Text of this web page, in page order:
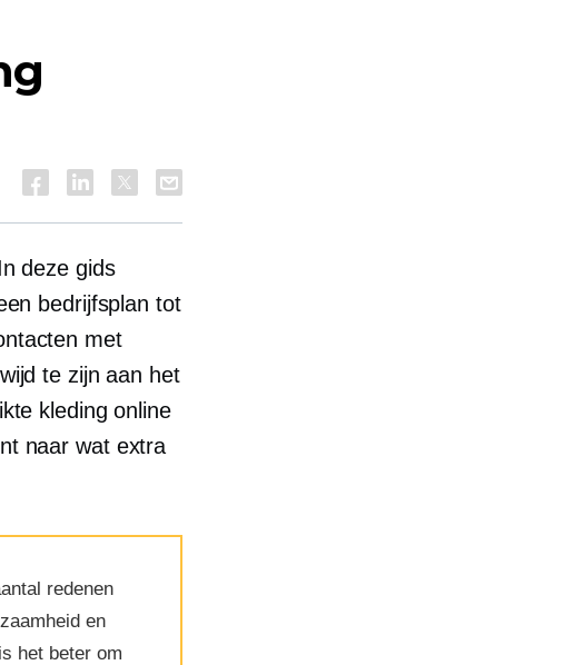
deze gids
bedrijfsplan tot
met
te zijn aan het
kleding online
naar wat extra
redenen
en
het beter om